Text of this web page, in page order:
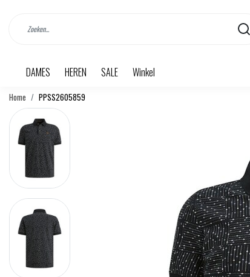
DAMES HEREN SALE Winkel
Home PPSS2605859